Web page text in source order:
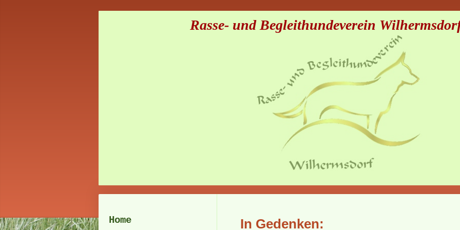
Rasse- und Begleithundeverein
Home In Gedenken: